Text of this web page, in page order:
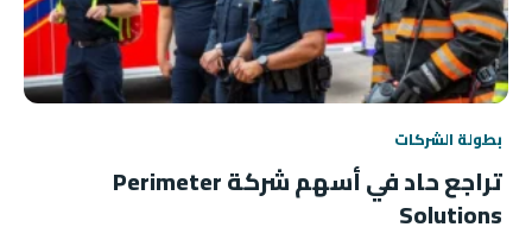
بطولة الشركات
تراجع حاد في أسهم شركة Perimeter
Solutions